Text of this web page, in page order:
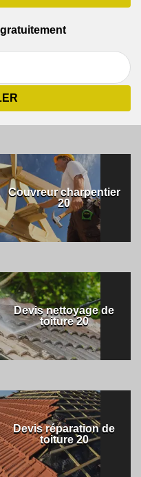
Couvreur charpentier
20
Devis nettoyage de
toiture 20
Devis réparation de
toiture 20